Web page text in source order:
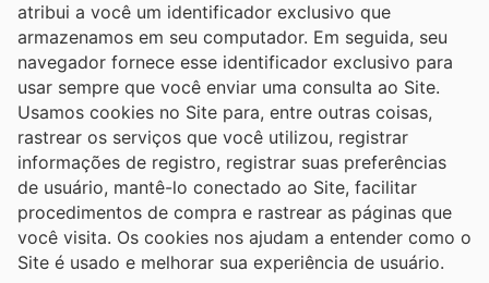
atribui a você um identificador exclusivo que
armazenamos em seu computador. Em seguida, seu
navegador fornece esse identificador exclusivo para
usar sempre que você enviar uma consulta ao Site.
Usamos cookies no Site para, entre outras coisas,
rastrear os serviços que você utilizou, registrar
informações de registro, registrar suas preferências
de usuário, mantê-lo conectado ao Site, facilitar
procedimentos de compra e rastrear as páginas que
você visita. Os cookies nos ajudam a entender como o
Site é usado e melhorar sua experiência de usuário.